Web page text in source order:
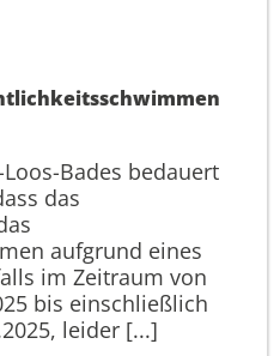
Bades bedauert
das
aufgrund eines
im Zeitraum von
bis einschließlich
leider [...]